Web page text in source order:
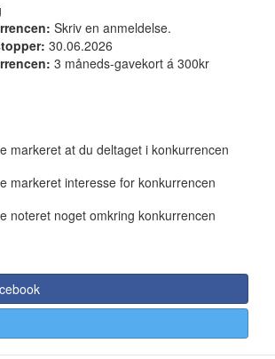
Skriv en anmeldelse.
30.06.2026
3 måneds-gavekort á 300kr
markeret at du deltaget i konkurrencen
markeret interesse for konkurrencen
noteret noget omkring konkurrencen